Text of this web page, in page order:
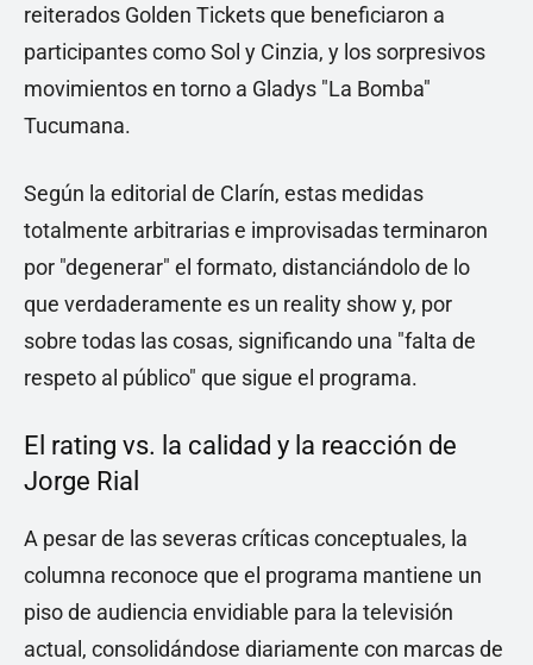
reiterados Golden Tickets que beneficiaron a
participantes como Sol y Cinzia, y los sorpresivos
movimientos en torno a Gladys "La Bomba"
Tucumana.
Según la editorial de Clarín, estas medidas
totalmente arbitrarias e improvisadas terminaron
por "degenerar" el formato, distanciándolo de lo
que verdaderamente es un reality show y, por
sobre todas las cosas, significando una "falta de
respeto al público" que sigue el programa.
El rating vs. la calidad y la reacción de
Jorge Rial
A pesar de las severas críticas conceptuales, la
columna reconoce que el programa mantiene un
piso de audiencia envidiable para la televisión
actual, consolidándose diariamente con marcas de